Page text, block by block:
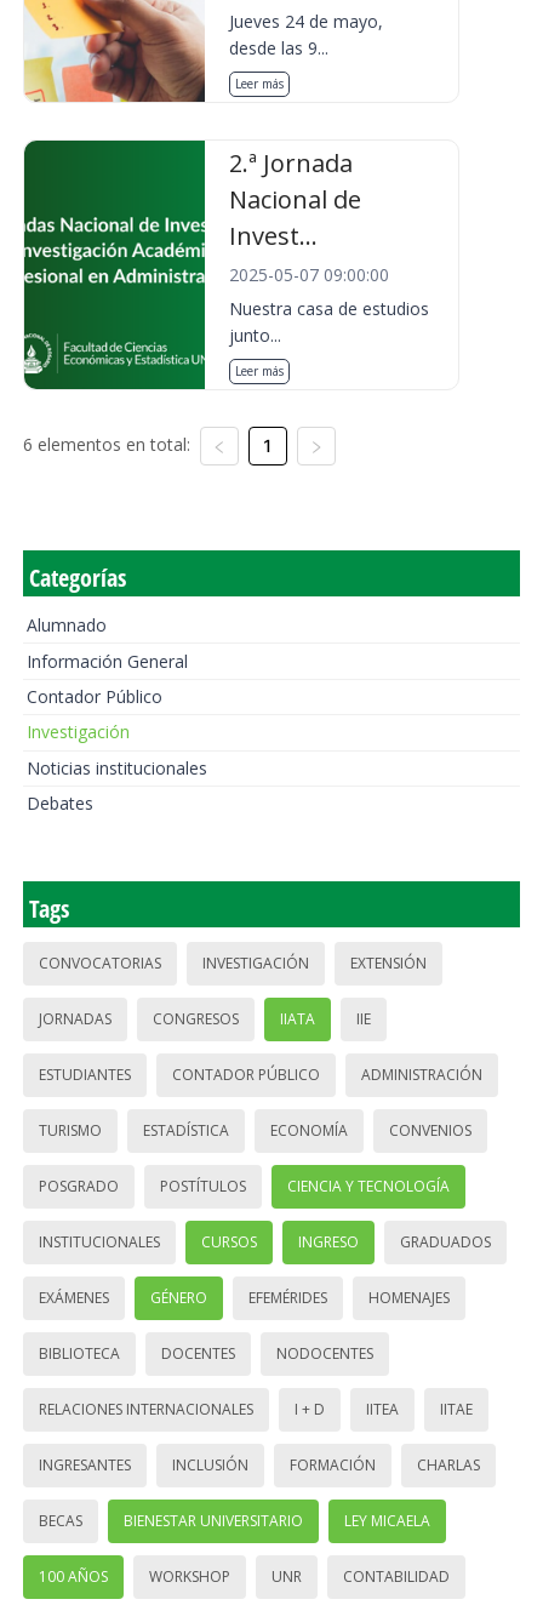
Jueves 24 de mayo,
desde las 9...
Leer más
2.ª Jornada
Nacional de
Invest...
2025-05-07 09:00:00
Nuestra casa de estudios
junto...
Leer más
6 elementos en total: 1
Categorías
Alumnado
Información General
Contador Público
Investigación
Noticias institucionales
Debates
Tags
CONVOCATORIAS INVESTIGACIÓN EXTENSIÓN
JORNADAS CONGRESOS IIATA IIE
ESTUDIANTES CONTADOR PÚBLICO ADMINISTRACIÓN
TURISMO ESTADÍSTICA ECONOMÍA CONVENIOS
POSGRADO POSTÍTULOS CIENCIA Y TECNOLOGÍA
INSTITUCIONALES CURSOS INGRESO GRADUADOS
EXÁMENES GÉNERO EFEMÉRIDES HOMENAJES
BIBLIOTECA DOCENTES NODOCENTES
RELACIONES INTERNACIONALES I + D IITEA IITAE
INGRESANTES INCLUSIÓN FORMACIÓN CHARLAS
BECAS BIENESTAR UNIVERSITARIO LEY MICAELA
100 AÑOS WORKSHOP UNR CONTABILIDAD